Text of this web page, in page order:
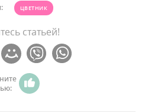
ЦВЕТНИК
статьей!